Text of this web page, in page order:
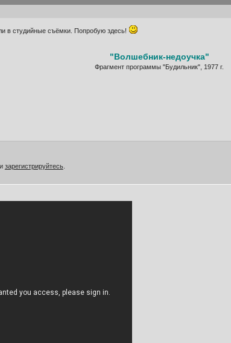
в студийные съёмки. Попробую здесь!
"Волшебник-недоучка"
Фрагмент программы "Будильник", 1977 г.
зарегистрируйтесь.